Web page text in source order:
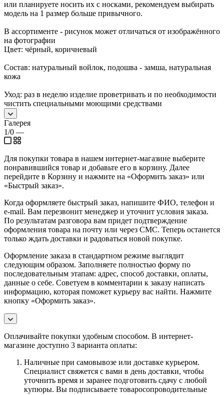
или планируете носить их с носками, рекомендуем выбирать
модель на 1 размер больше привычного.
В ассортименте - рисунок может отличаться от изображённого
на фотографии
Цвет: чёрный, коричневый
Состав: натуральный войлок, подошва - замша, натуральная
кожа
Уход: раз в неделю изделие проветривать и по необходимости
чистить специальными моющими средствами
Галерея
1/0 —
Для покупки товара в нашем интернет-магазине выберите
понравившийся товар и добавьте его в корзину. Далее
перейдите в Корзину и нажмите на «Оформить заказ» или
«Быстрый заказ».
Когда оформляете быстрый заказ, напишите ФИО, телефон и
e-mail. Вам перезвонит менеджер и уточнит условия заказа.
По результатам разговора вам придет подтверждение
оформления товара на почту или через СМС. Теперь останется
только ждать доставки и радоваться новой покупке.
Оформление заказа в стандартном режиме выглядит
следующим образом. Заполняете полностью форму по
последовательным этапам: адрес, способ доставки, оплаты,
данные о себе. Советуем в комментарии к заказу написать
информацию, которая поможет курьеру вас найти. Нажмите
кнопку «Оформить заказ».
Оплачивайте покупки удобным способом. В интернет-
магазине доступно 3 варианта оплаты:
Наличные при самовывозе или доставке курьером.
Специалист свяжется с вами в день доставки, чтобы
уточнить время и заранее подготовить сдачу с любой
купюры. Вы подписываете товаросопроводительные